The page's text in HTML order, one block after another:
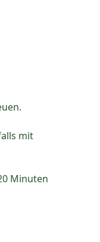
mit
Minuten